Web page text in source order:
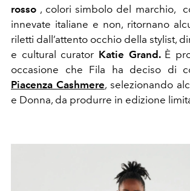
rosso , colori simbolo del marchio,
innevate italiane e non, ritornano
riletti dall’attento occhio della stylist,
e cultural curator Katie Grand. È
occasione che Fila ha deciso di
Piacenza Cashmere, selezionando
e Donna, da produrre in edizione